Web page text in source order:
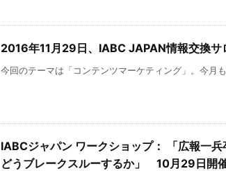
2016年11月29日、IABC JAPAN情報交換サ
今回のテーマは「コンテンツマーケティング」。今月
IABCジャパン ワークショップ： 「広報一
どうブレークスルーするか」 10月29日開